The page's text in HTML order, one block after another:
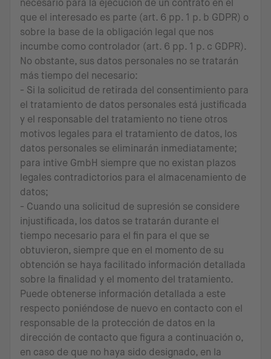
necesario para la ejecución de un contrato en el
que el interesado es parte (art. 6 pp. 1 p. b GDPR) o
sobre la base de la obligación legal que nos
incumbe como controlador (art. 6 pp. 1 p. c GDPR).
No obstante, sus datos personales no se tratarán
más tiempo del necesario:
- Si la solicitud de retirada del consentimiento para
el tratamiento de datos personales está justificada
y el responsable del tratamiento no tiene otros
motivos legales para el tratamiento de datos, los
datos personales se eliminarán inmediatamente;
para intive GmbH siempre que no existan plazos
legales contradictorios para el almacenamiento de
datos;
- Cuando una solicitud de supresión se considere
injustificada, los datos se tratarán durante el
tiempo necesario para el fin para el que se
obtuvieron, siempre que en el momento de su
obtención se haya facilitado información detallada
sobre la finalidad y el momento del tratamiento.
Puede obtenerse información detallada a este
respecto poniéndose de nuevo en contacto con el
responsable de la protección de datos en la
dirección de contacto que figura a continuación o,
en caso de que no haya sido designado, en la